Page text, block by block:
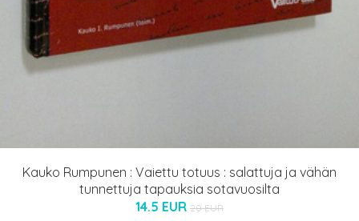
Kauko Rumpunen : Vaiettu totuus : salattuja ja vähän
tunnettuja tapauksia sotavuosilta
14.5 EUR 20 EUR